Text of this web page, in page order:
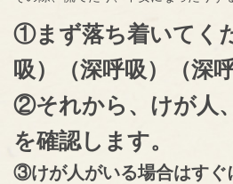
①まず落ち着いてく
吸）（深呼吸）（深呼
②それから、けが人
を確認します。
③けが人がいる場合はすぐ